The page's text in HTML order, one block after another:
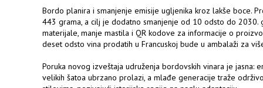
Bordo planira i smanjenje emisije ugljenika kroz lakše boce.
443 grama, a cilj je dodatno smanjenje od 10 odsto do 2030.
materijale, manje mastila i QR kodove za informacije o
deset odsto vina prodatih u Francuskoj bude u ambalaži za
Poruka novog izveštaja udruženja bordovskih vinara je jasna:
velikih šatoa ubrzano prolazi, a mlađe generacije traže